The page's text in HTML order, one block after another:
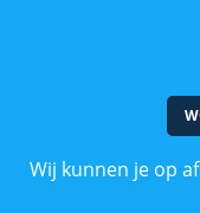
Wij kunnen je op